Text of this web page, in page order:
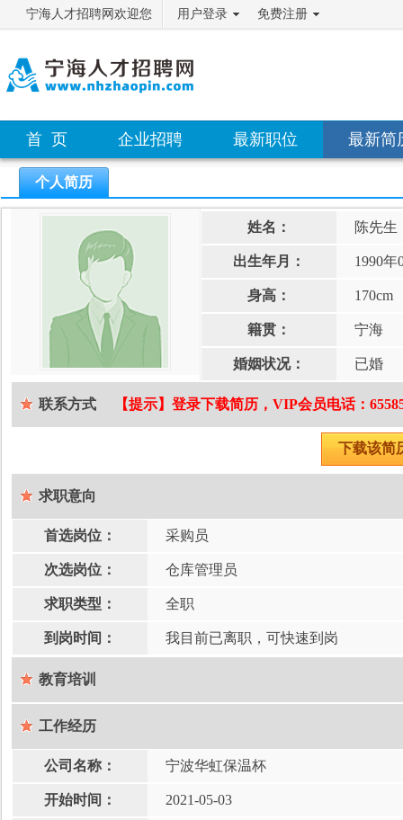
宁海人才招聘网欢迎您 用户登录 免费注册
首 页 企业招聘 最新职位 最新简
个人简历
姓名： 陈先生
出生年月： 1990年
身高： 170cm
籍贯： 宁海
婚姻状况： 已婚
联系方式 【提示】登录下载简历，VIP会员电话：
下载该简
求职意向
首选岗位： 采购员
次选岗位： 仓库管理员
求职类型： 全职
到岗时间： 我目前已离职，可快速到岗
教育培训
工作经历
公司名称： 宁波华虹保温杯
开始时间： 2021-05-03